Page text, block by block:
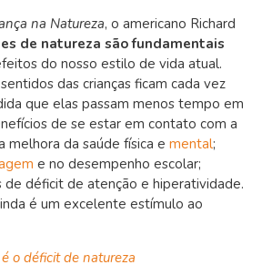
na Natureza, o americano Richard
de natureza são fundamentais
do nosso estilo de vida atual.
das crianças ficam cada vez
que elas passam menos tempo em
de se estar em contato com a
melhora da saúde física e mental;
e no desempenho escolar;
de déficit de atenção e hiperatividade.
é um excelente estímulo ao
o déficit de natureza